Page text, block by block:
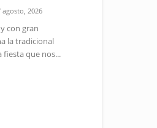
agosto, 2026
con gran
la tradicional
fiesta que nos...